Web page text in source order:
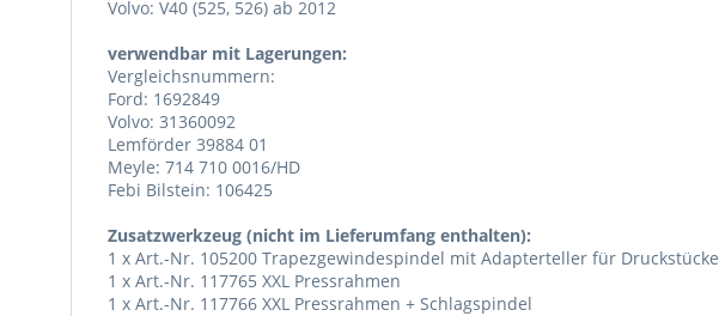
Volvo: V40 (525, 526) ab 2012
verwendbar mit Lagerungen:
Vergleichsnummern:
Ford: 1692849
Volvo: 31360092
Lemförder 39884 01
Meyle: 714 710 0016/HD
Febi Bilstein: 106425
Zusatzwerkzeug (nicht im Lieferumfang enthalten):
1 x Art.-Nr. 105200 Trapezgewindespindel mit Adapterteller für Druckstücke
1 x Art.-Nr. 117765 XXL Pressrahmen
1 x Art.-Nr. 117766 XXL Pressrahmen + Schlagspindel